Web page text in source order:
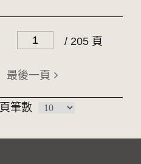
/ 205 頁
最後一頁
筆數